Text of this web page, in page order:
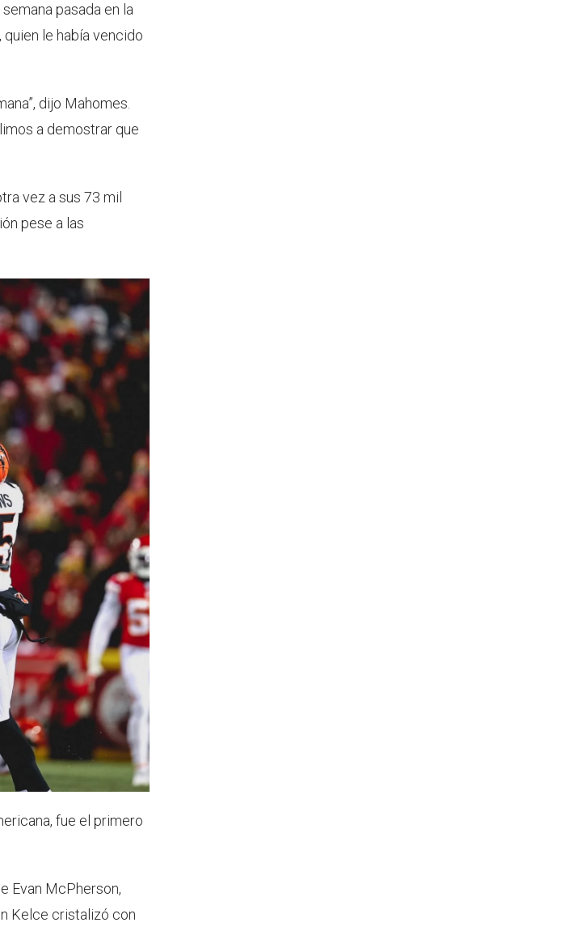
pasada en la
le había vencido
dijo Mahomes.
a demostrar que
vez a sus 73 mil
pese a las
fue el primero
Evan McPherson,
Kelce cristalizó con